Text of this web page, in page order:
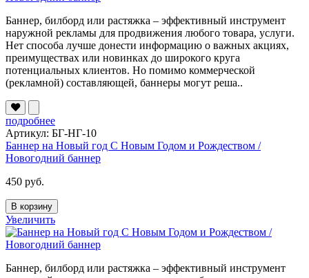
Баннер, билборд или растяжка – эффективный инструмент
наружной рекламы для продвижения любого товара, услуги.
Нет способа лучше донести информацию о важных акциях,
преимуществах или новинках до широкого круга
потенциальных клиентов. Но помимо коммерческой
(рекламной) составляющей, баннеры могут реша..
подробнее
Артикул: БГ-НГ-10
Баннер на Новый год С Новым Годом и Рождеством /
Новогодний баннер
450 руб.
В корзину
Увеличить
Баннер, билборд или растяжка – эффективный инструмент